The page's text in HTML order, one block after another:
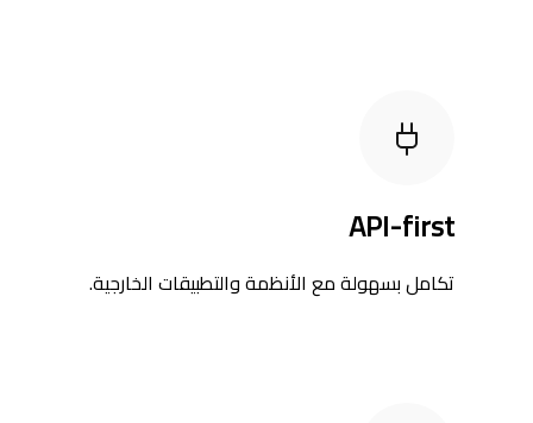
API-first
تكامل بسهولة مع الأنظمة والتطبيقات الخارجية.